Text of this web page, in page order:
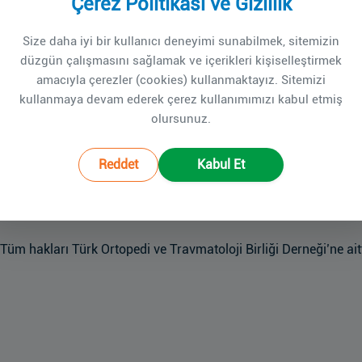
Giriş Yap
Şifremi Unuttum
hakları Türk Ortopedi ve Travmatoloji Birliği Derneği’ne
Size daha iyi bir kullanıcı deneyimi sunabilmek, sitemizin
düzgün çalışmasını sağlamak ve içerikleri kişiselleştirmek
amacıyla çerezler (cookies) kullanmaktayız. Sitemizi
kullanmaya devam ederek çerez kullanımımızı kabul etmiş
olursunuz.
Reddet Kabul Et